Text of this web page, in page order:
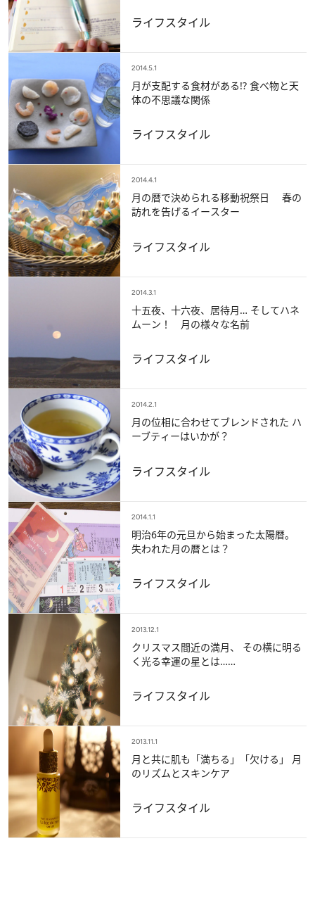
ライフスタイル
2014.5.1
月が支配する食材がある!? 食べ物と天
体の不思議な関係
ライフスタイル
2014.4.1
月の暦で決められる移動祝祭日 春の
訪れを告げるイースター
ライフスタイル
2014.3.1
十五夜、十六夜、居待月… そしてハネ
ムーン！ 月の様々な名前
ライフスタイル
2014.2.1
月の位相に合わせてブレンドされた ハ
ーブティーはいかが？
ライフスタイル
2014.1.1
明治6年の元旦から始まった太陽暦。
失われた月の暦とは？
ライフスタイル
2013.12.1
クリスマス間近の満月、 その横に明る
く光る幸運の星とは……
ライフスタイル
2013.11.1
月と共に肌も「満ちる」「欠ける」 月
のリズムとスキンケア
ライフスタイル